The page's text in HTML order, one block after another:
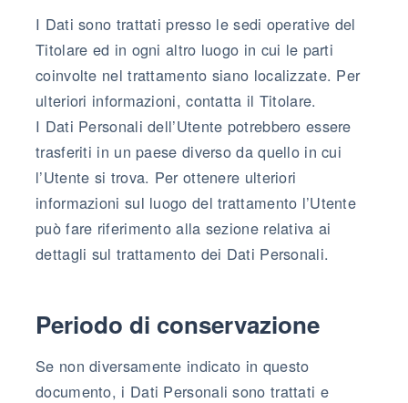
I Dati sono trattati presso le sedi operative del
Titolare ed in ogni altro luogo in cui le parti
coinvolte nel trattamento siano localizzate. Per
ulteriori informazioni, contatta il Titolare.
I Dati Personali dell’Utente potrebbero essere
trasferiti in un paese diverso da quello in cui
l’Utente si trova. Per ottenere ulteriori
informazioni sul luogo del trattamento l’Utente
può fare riferimento alla sezione relativa ai
dettagli sul trattamento dei Dati Personali.
Periodo di conservazione
Se non diversamente indicato in questo
documento, i Dati Personali sono trattati e